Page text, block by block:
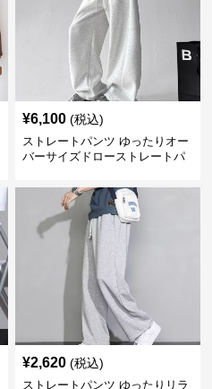
¥6,100 (税込)
ストレートパンツ ゆったりオー
バーサイズドローストレートパ
¥2,620 (税込)
ストレートパンツ ゆったりリラ